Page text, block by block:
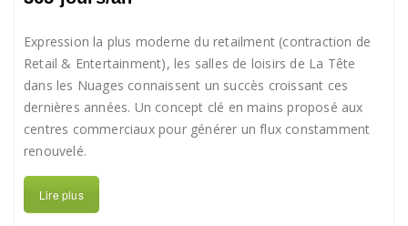
Expression la plus moderne du retailment (contraction de
Retail & Entertainment), les salles de loisirs de La Tête
dans les Nuages connaissent un succès croissant ces
dernières années. Un concept clé en mains proposé aux
centres commerciaux pour générer un flux constamment
renouvelé.
Lire plus